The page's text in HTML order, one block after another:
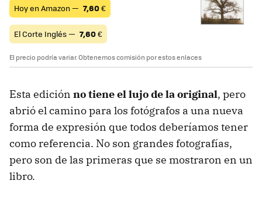
Hoy en Amazon — 7,60€
El Corte Inglés — 7,60€
El precio podría variar. Obtenemos comisión por estos enlaces
Esta edición no tiene el lujo de la original, pero
abrió el camino para los fotógrafos a una nueva
forma de expresión que todos deberíamos tener
como referencia. No son grandes fotografías,
pero son de las primeras que se mostraron en un
libro.